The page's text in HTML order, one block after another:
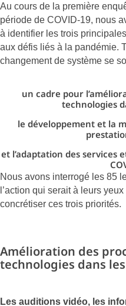
Au cours de la première
période de COVID-19, nous
à identifier les trois
aux défis liés à la pandémie.
changement de système se
un cadre pour
technologies
le développement et la
et l’adaptation des services
Nous avons interrogé les 85
l’action qui serait à leurs
concrétiser ces trois priorités.
Amélioration des
technologies dans
Les auditions vidéo, les